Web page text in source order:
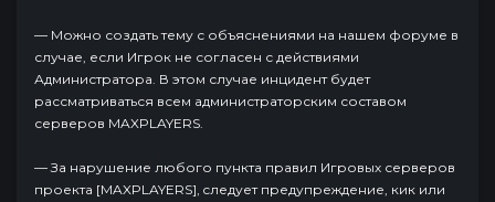
— Можно создать тему с объяснениями на нашем форуме в
случае, если Игрок не согласен с действиями
Администратора. В этом случае инцидент будет
рассматриваться всем администраторским составом
серверов MAXPLAYERS.
— За нарушение любого пункта правил Игровых серверов
проекта [MAXPLAYERS], cледует предупреждение, кик или